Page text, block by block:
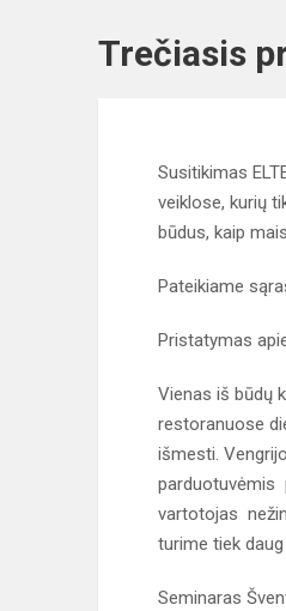
Trečiasis
Susitikimas
veiklose, kurių
būdus, kaip
Pateikiame
Pristatymas
Vienas iš būdų
restoranuose
išmesti.
parduotuvėmis
vartotojas
turime tiek
Seminaras